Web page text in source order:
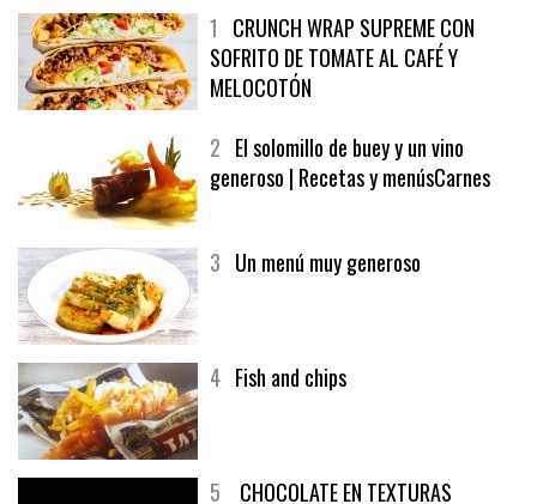
1CRUNCH WRAP SUPREME CON
SOFRITO DE TOMATE AL CAFÉ Y
MELOCOTÓN
2El solomillo de buey y un vino